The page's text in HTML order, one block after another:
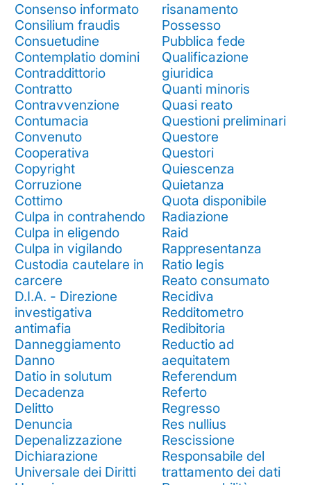
Consenso informato
Consilium fraudis
Consuetudine
Contemplatio domini
Contraddittorio
Contratto
Contravvenzione
Contumacia
Convenuto
Cooperativa
Copyright
Corruzione
Cottimo
Culpa in contrahendo
Culpa in eligendo
Culpa in vigilando
Custodia cautelare in
carcere
D.I.A. - Direzione
investigativa
antimafia
Danneggiamento
Danno
Datio in solutum
Decadenza
Delitto
Denuncia
Depenalizzazione
Dichiarazione
Universale dei Diritti
risanamento
Possesso
Pubblica fede
Qualificazione
giuridica
Quanti minoris
Quasi reato
Questioni preliminari
Questore
Questori
Quiescenza
Quietanza
Quota disponibile
Radiazione
Raid
Rappresentanza
Ratio legis
Reato consumato
Recidiva
Redditometro
Redibitoria
Reductio ad
aequitatem
Referendum
Referto
Regresso
Res nullius
Rescissione
Responsabile del
trattamento dei dati